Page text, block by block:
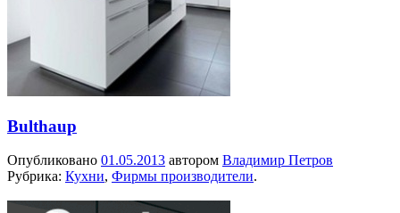
Bulthaup
Опубликовано 01.05.2013 автором Владимир Петров
Рубрика: Кухни, Фирмы производители.